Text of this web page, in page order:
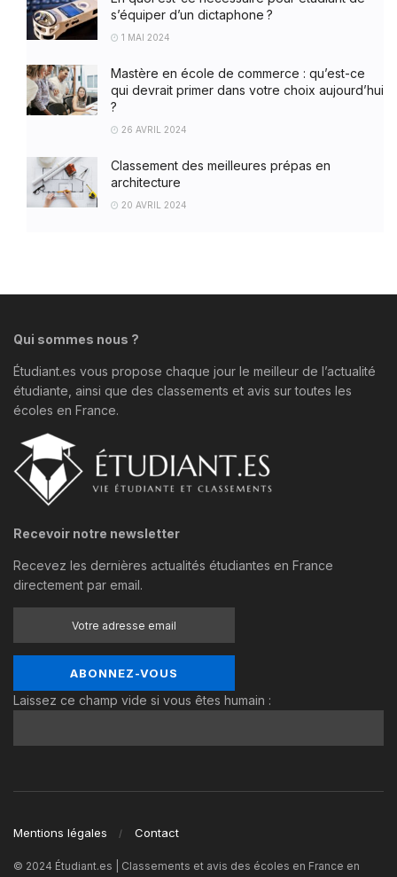
s’équiper d’un dictaphone ?
1 MAI 2024
Mastère en école de commerce : qu’est-ce
qui devrait primer dans votre choix aujourd’hui
?
26 AVRIL 2024
Classement des meilleures prépas en
architecture
20 AVRIL 2024
Qui sommes nous ?
Étudiant.es vous propose chaque jour le meilleur de l’actualité
étudiante, ainsi que des classements et avis sur toutes les
écoles en France.
Recevoir notre newsletter
Recevez les dernières actualités étudiantes en France
directement par email.
Laissez ce champ vide si vous êtes humain :
Mentions légales Contact
© 2024 Étudiant.es | Classements et avis des écoles en France en